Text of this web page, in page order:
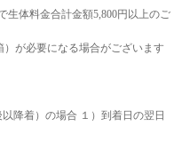
体料金合計金額5,800円以上のご
が必要になる場合がございます
降着）の場合 １）到着日の翌日